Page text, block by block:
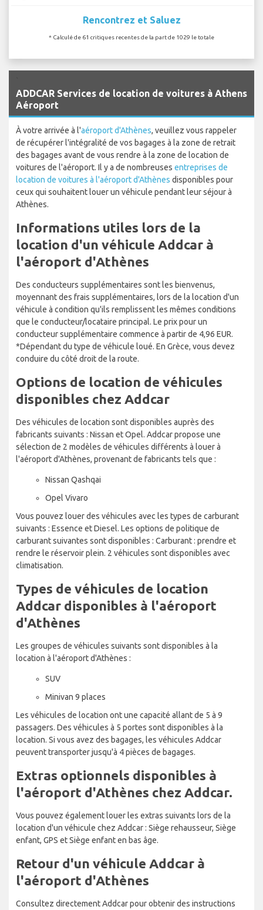
Rencontrez et Saluez
* Calculé de 61 critiques recentes de la part de 1029 le totale
ADDCAR Services de location de voitures à Athens
Aéroport
À votre arrivée à l'aéroport d'Athènes, veuillez vous rappeler
de récupérer l'intégralité de vos bagages à la zone de retrait
des bagages avant de vous rendre à la zone de location de
voitures de l'aéroport. Il y a de nombreuses entreprises de
location de voitures à l'aéroport d'Athènes disponibles pour
ceux qui souhaitent louer un véhicule pendant leur séjour à
Athènes.
Informations utiles lors de la
location d'un véhicule Addcar à
l'aéroport d'Athènes
Des conducteurs supplémentaires sont les bienvenus,
moyennant des frais supplémentaires, lors de la location d'un
véhicule à condition qu'ils remplissent les mêmes conditions
que le conducteur/locataire principal. Le prix pour un
conducteur supplémentaire commence à partir de 4,96 EUR.
*Dépendant du type de véhicule loué. En Grèce, vous devez
conduire du côté droit de la route.
Options de location de véhicules
disponibles chez Addcar
Des véhicules de location sont disponibles auprès des
fabricants suivants : Nissan et Opel. Addcar propose une
sélection de 2 modèles de véhicules différents à louer à
l'aéroport d'Athènes, provenant de fabricants tels que :
Nissan Qashqai
Opel Vivaro
Vous pouvez louer des véhicules avec les types de carburant
suivants : Essence et Diesel. Les options de politique de
carburant suivantes sont disponibles : Carburant : prendre et
rendre le réservoir plein. 2 véhicules sont disponibles avec
climatisation.
Types de véhicules de location
Addcar disponibles à l'aéroport
d'Athènes
Les groupes de véhicules suivants sont disponibles à la
location à l'aéroport d'Athènes :
SUV
Minivan 9 places
Les véhicules de location ont une capacité allant de 5 à 9
passagers. Des véhicules à 5 portes sont disponibles à la
location. Si vous avez des bagages, les véhicules Addcar
peuvent transporter jusqu'à 4 pièces de bagages.
Extras optionnels disponibles à
l'aéroport d'Athènes chez Addcar.
Vous pouvez également louer les extras suivants lors de la
location d'un véhicule chez Addcar : Siège rehausseur, Siège
enfant, GPS et Siège enfant en bas âge.
Retour d'un véhicule Addcar à
l'aéroport d'Athènes
Consultez directement Addcar pour obtenir des instructions